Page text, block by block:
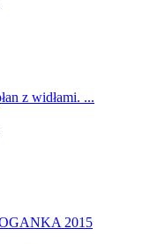
z widłami. ...
2015